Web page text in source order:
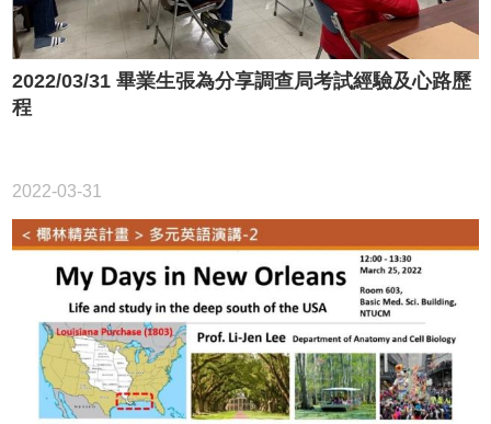
2022/03/31 畢業生張為分享調查局考試經驗及心路歷
程
2022-03-31